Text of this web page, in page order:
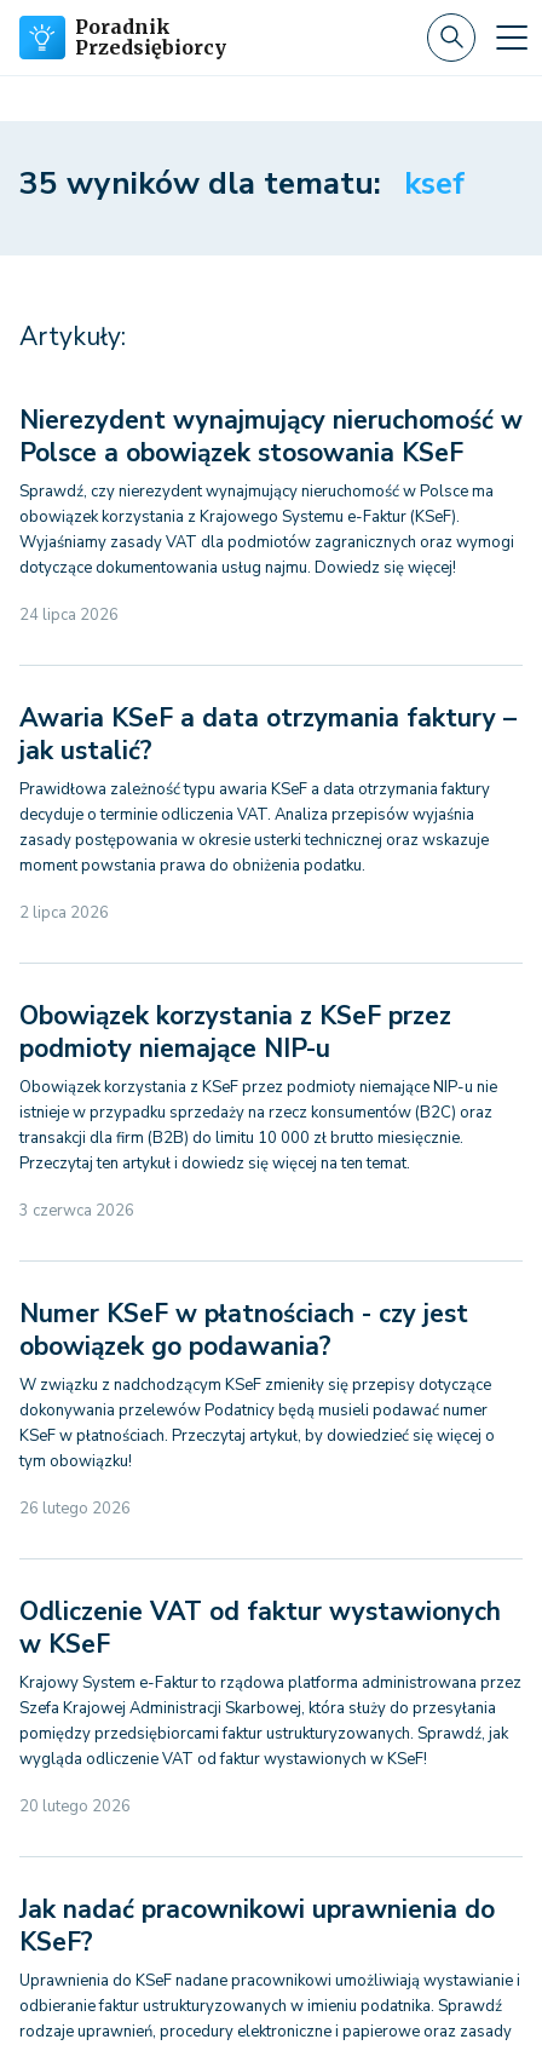
Poradnik
Przedsiębiorcy
35 wyników dla tematu: ksef
Artykuły:
Nierezydent wynajmujący nieruchomość w
Polsce a obowiązek stosowania KSeF
Sprawdź, czy nierezydent wynajmujący nieruchomość w Polsce ma
obowiązek korzystania z Krajowego Systemu e-Faktur (KSeF).
Wyjaśniamy zasady VAT dla podmiotów zagranicznych oraz wymogi
dotyczące dokumentowania usług najmu. Dowiedz się więcej!
24 lipca 2026
Awaria KSeF a data otrzymania faktury –
jak ustalić?
Prawidłowa zależność typu awaria KSeF a data otrzymania faktury
decyduje o terminie odliczenia VAT. Analiza przepisów wyjaśnia
zasady postępowania w okresie usterki technicznej oraz wskazuje
moment powstania prawa do obniżenia podatku.
2 lipca 2026
Obowiązek korzystania z KSeF przez
podmioty niemające NIP-u
Obowiązek korzystania z KSeF przez podmioty niemające NIP-u nie
istnieje w przypadku sprzedaży na rzecz konsumentów (B2C) oraz
transakcji dla firm (B2B) do limitu 10 000 zł brutto miesięcznie.
Przeczytaj ten artykuł i dowiedz się więcej na ten temat.
3 czerwca 2026
Numer KSeF w płatnościach - czy jest
obowiązek go podawania?
W związku z nadchodzącym KSeF zmieniły się przepisy dotyczące
dokonywania przelewów Podatnicy będą musieli podawać numer
KSeF w płatnościach. Przeczytaj artykuł, by dowiedzieć się więcej o
tym obowiązku!
26 lutego 2026
Odliczenie VAT od faktur wystawionych
w KSeF
Krajowy System e-Faktur to rządowa platforma administrowana przez
Szefa Krajowej Administracji Skarbowej, która służy do przesyłania
pomiędzy przedsiębiorcami faktur ustrukturyzowanych. Sprawdź, jak
wygląda odliczenie VAT od faktur wystawionych w KSeF!
20 lutego 2026
Jak nadać pracownikowi uprawnienia do
KSeF?
Uprawnienia do KSeF nadane pracownikowi umożliwiają wystawianie i
odbieranie faktur ustrukturyzowanych w imieniu podatnika. Sprawdź
rodzaje uprawnień, procedury elektroniczne i papierowe oraz zasady